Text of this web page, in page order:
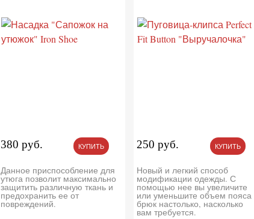
380 руб. КУПИТЬ
Данное приспособление для
утюга позволит максимально
защитить различную ткань и
предохранить ее от
повреждений.
250 руб. КУПИТЬ
Новый и легкий способ
модификации одежды. С
помощью нее вы увеличите
или уменьшите объем пояса
брюк настолько, насколько
вам требуется.